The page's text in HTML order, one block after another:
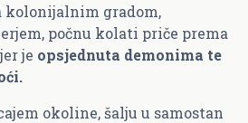
kolonijalnim gradom,
počnu kolati priče prema
je opsjednuta demonima te
okoline, šalju u samostan